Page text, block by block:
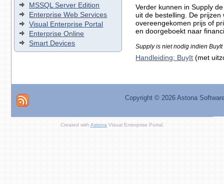
MSSQL Server Edition
Enterprise Web Services
Visual Enterprise Portal
Enterprise Online
Smart Devices
Verder kunnen in Supply
uit de bestelling. De
overeengekomen prijs of
en doorgeboekt naar
Supply is niet nodig indien
Handleiding: BuyIt (met
Copyright © 2026 Astona
Created with Astona Visual Enterprise Portal.